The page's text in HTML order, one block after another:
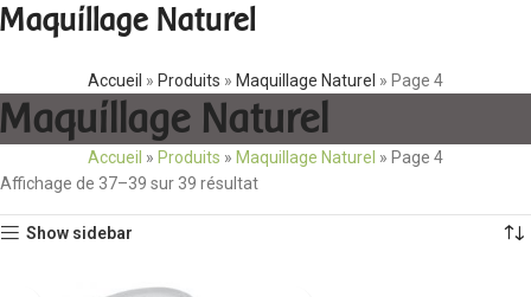
Maquillage Naturel
Accueil » Produits » Maquillage Naturel » Page 4
Maquillage Naturel
Accueil » Produits » Maquillage Naturel » Page 4
Affichage de 37–39 sur 39 résultat
Show sidebar